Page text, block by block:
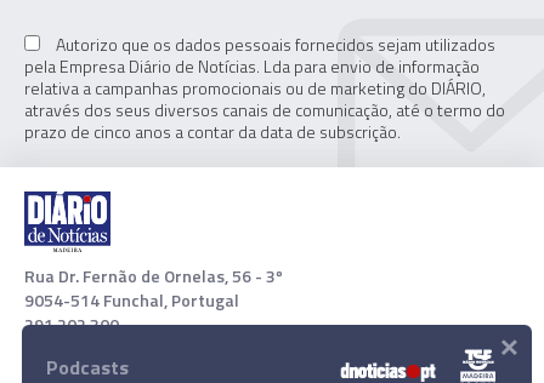
Autorizo que os dados pessoais fornecidos sejam utilizados
pela Empresa Diário de Notícias. Lda para envio de informação
relativa a campanhas promocionais ou de marketing do DIÁRIO,
através dos seus diversos canais de comunicação, até o termo do
prazo de cinco anos a contar da data de subscrição.
Rua Dr. Fernão de Ornelas, 56 - 3º
9054-514 Funchal, Portugal
291 202 300
Download App
Podcasts ×